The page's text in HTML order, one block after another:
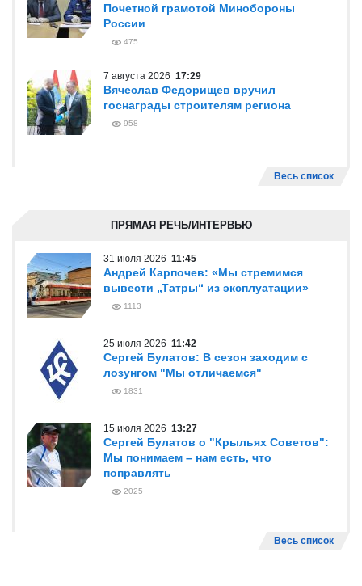
Почетной грамотой Минобороны
России
475
7 августа 2026 17:29
Вячеслав Федорищев вручил
госнаграды строителям региона
958
Весь список
ПРЯМАЯ РЕЧЬ/ИНТЕРВЬЮ
31 июля 2026 11:45
Андрей Карпочев: «Мы стремимся
вывести „Татры“ из эксплуатации»
1113
25 июля 2026 11:42
Сергей Булатов: В сезон заходим с
лозунгом "Мы отличаемся"
1831
15 июля 2026 13:27
Сергей Булатов о "Крыльях Советов":
Мы понимаем – нам есть, что
поправлять
2025
Весь список